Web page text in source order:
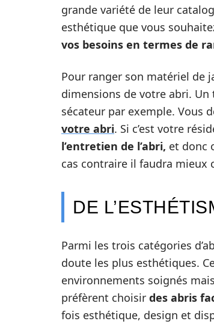
grande variété de leur
esthétique que vous
vos besoins en termes de
Pour ranger son matériel de
dimensions de votre abri. Un
sécateur par exemple. Vous
votre abri. Si c’est votre
l’entretien de l’abri, et donc
cas contraire il faudra mieux
DE
Parmi les trois catégories
doute les plus esthétiques.
environnements soignés
préfèrent choisir des abris
fois esthétique, design et